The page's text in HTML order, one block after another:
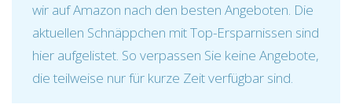
wir auf Amazon nach den besten Angeboten. Die
aktuellen Schnäppchen mit Top-Ersparnissen sind
hier aufgelistet. So verpassen Sie keine Angebote,
die teilweise nur für kurze Zeit verfügbar sind.